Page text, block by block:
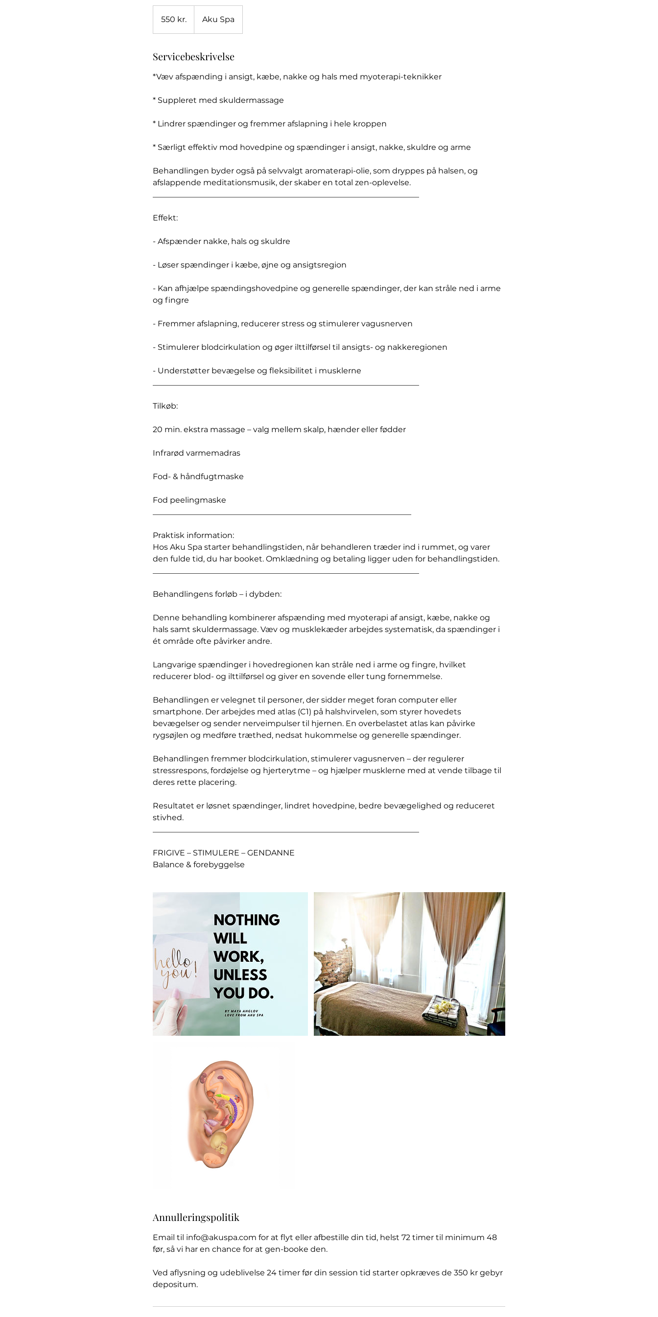
kroner550 kr. Aku Spa
Servicebeskrivelse
*Væv afspænding i ansigt, kæbe, nakke og hals med myoterapi-teknikker
* Suppleret med skuldermassage
* Lindrer spændinger og fremmer afslapning i hele kroppen
* Særligt effektiv mod hovedpine og spændinger i ansigt, nakke, skuldre og arme
Behandlingen byder også på selvvalgt aromaterapi-olie, som dryppes på halsen, og
afslappende meditationsmusik, der skaber en total zen-oplevelse.
Effekt:
- Afspænder nakke, hals og skuldre
- Løser spændinger i kæbe, øjne og ansigtsregion
- Kan afhjælpe spændingshovedpine og generelle spændinger, der kan stråle ned i arme
og fingre
- Fremmer afslapning, reducerer stress og stimulerer vagusnerven
- Stimulerer blodcirkulation og øger ilttilførsel til ansigts- og nakkeregionen
- Understøtter bevægelse og fleksibilitet i musklerne
Tilkøb:
20 min. ekstra massage – valg mellem skalp, hænder eller fødder
Infrarød varmemadras
Fod- & håndfugtmaske
Fod peelingmaske
Praktisk information:
Hos Aku Spa starter behandlingstiden, når behandleren træder ind i rummet, og varer
den fulde tid, du har booket. Omklædning og betaling ligger uden for behandlingstiden.
Behandlingens forløb – i dybden:
Denne behandling kombinerer afspænding med myoterapi af ansigt, kæbe, nakke og
hals samt skuldermassage. Væv og musklekæder arbejdes systematisk, da spændinger i
ét område ofte påvirker andre.
Langvarige spændinger i hovedregionen kan stråle ned i arme og fingre, hvilket
reducerer blod- og ilttilførsel og giver en sovende eller tung fornemmelse.
Behandlingen er velegnet til personer, der sidder meget foran computer eller
smartphone. Der arbejdes med atlas (C1) på halshvirvelen, som styrer hovedets
bevægelser og sender nerveimpulser til hjernen. En overbelastet atlas kan påvirke
rygsøjlen og medføre træthed, nedsat hukommelse og generelle spændinger.
Behandlingen fremmer blodcirkulation, stimulerer vagusnerven – der regulerer
stressrespons, fordøjelse og hjerterytme – og hjælper musklerne med at vende tilbage til
deres rette placering.
Resultatet er løsnet spændinger, lindret hovedpine, bedre bevægelighed og reduceret
stivhed.
FRIGIVE – STIMULERE – GENDANNE
Balance & forebyggelse
Annulleringspolitik
Email til info@akuspa.com for at flyt eller afbestille din tid, helst 72 timer til minimum 48
før, så vi har en chance for at gen-booke den.
Ved aflysning og udeblivelse 24 timer før din session tid starter opkræves de 350 kr gebyr
depositum.